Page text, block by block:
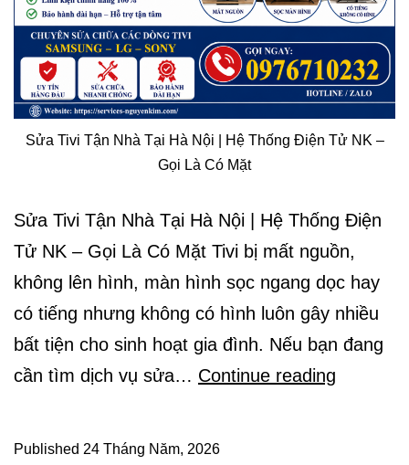
Sửa Tivi Tận Nhà Tại Hà Nội | Hệ Thống Điện Tử NK –
Gọi Là Có Mặt
Sửa Tivi Tận Nhà Tại Hà Nội | Hệ Thống Điện
Tử NK – Gọi Là Có Mặt Tivi bị mất nguồn,
không lên hình, màn hình sọc ngang dọc hay
có tiếng nhưng không có hình luôn gây nhiều
bất tiện cho sinh hoạt gia đình. Nếu bạn đang
cần tìm dịch vụ sửa… Continue reading
Published 24 Tháng Năm, 2026